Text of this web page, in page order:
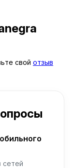
свой отзыв
сетей